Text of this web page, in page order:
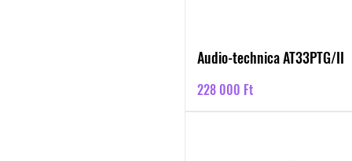
Audio-technica AT33PTG/II
Ár
228 000 Ft